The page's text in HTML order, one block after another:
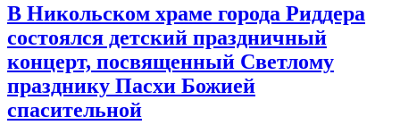
В Никольском храме города Риддера
состоялся детский праздничный
концерт, посвященный Светлому
празднику Пасхи Божией
спасительной